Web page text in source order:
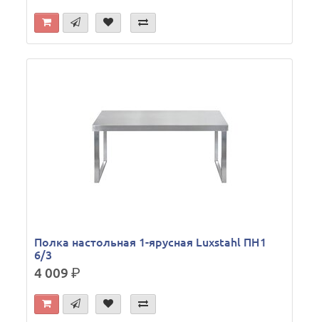
Полка настольная 1-ярусная Luxstahl ПН1
6/3
4 009р.